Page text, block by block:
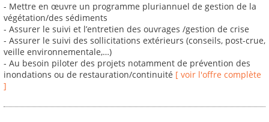
- Mettre en œuvre un programme pluriannuel de gestion de la
végétation/des sédiments
- Assurer le suivi et l’entretien des ouvrages /gestion de crise
- Assurer le suivi des sollicitations extérieurs (conseils, post-crue,
veille environnementale,…)
- Au besoin piloter des projets notamment de prévention des
inondations ou de restauration/continuité [ voir l'offre complète
]